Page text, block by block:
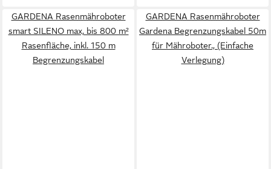
GARDENA Rasenmähroboter
smart SILENO max, bis 800 m²
Rasenfläche, inkl. 150 m
Begrenzungskabel
GARDENA Rasenmähroboter
Gardena Begrenzungskabel 50m
für Mähroboter., (Einfache
Verlegung)